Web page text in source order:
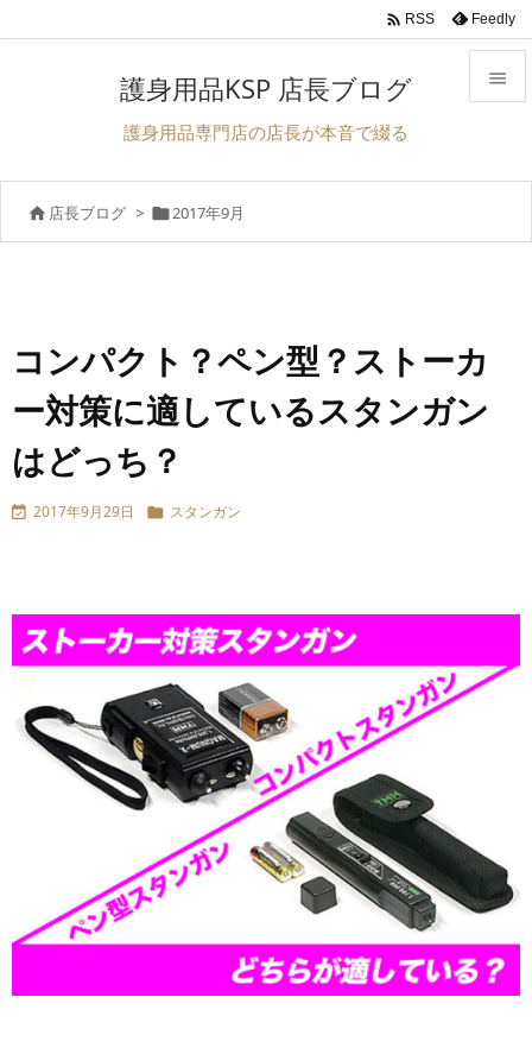


検索
 RSS Feedly
護身用品KSP 店長ブログ
護身用品専門店の店長が本音で綴る
 店長ブログ > 2017年9月
コンパクト？ペン型？ストーカ
ー対策に適しているスタンガン
はどっち？
 2017年9月29日  スタンガン